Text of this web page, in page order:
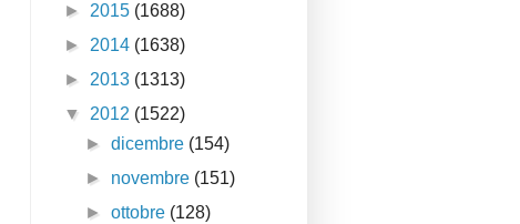
► 2015 (1688)
► 2014 (1638)
► 2013 (1313)
▼ 2012 (1522)
►dicembre (154)
► novembre (151)
►ottobre (128)